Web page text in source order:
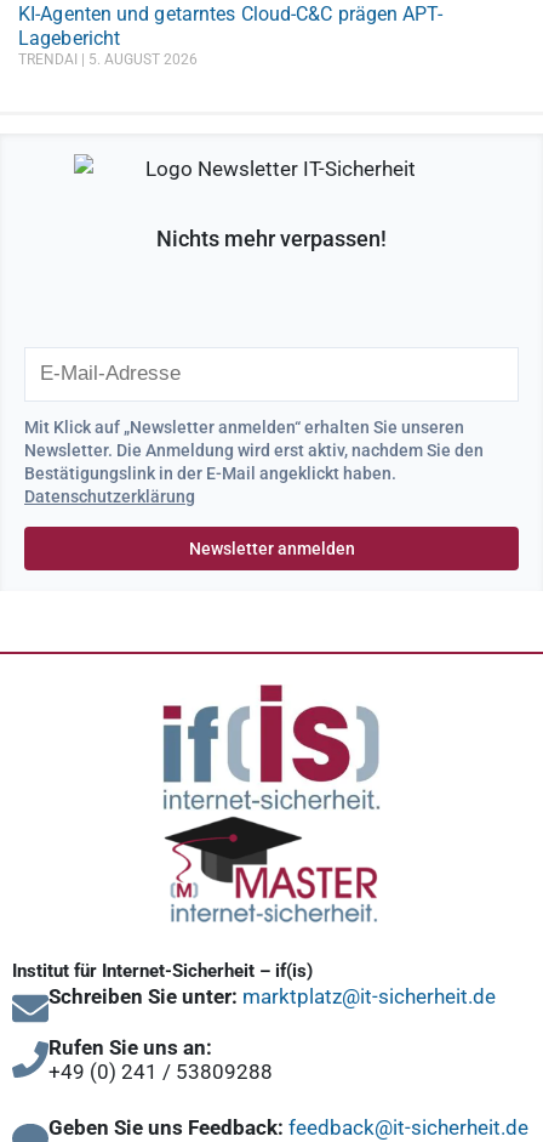
KI-Agenten und getarntes Cloud-C&C prägen APT-
Lagebericht
TRENDAI 5. AUGUST 2026
Nichts mehr verpassen!
Mit Klick auf „Newsletter anmelden“ erhalten Sie unseren
Newsletter. Die Anmeldung wird erst aktiv, nachdem Sie den
Bestätigungslink in der E-Mail angeklickt haben.
Datenschutzerklärung
Institut für Internet-Sicherheit – if(is)
Schreiben Sie unter: marktplatz@it-sicherheit.de
Rufen Sie uns an:
+49 (0) 241 / 53809288
Geben Sie uns Feedback: feedback@it-sicherheit.de